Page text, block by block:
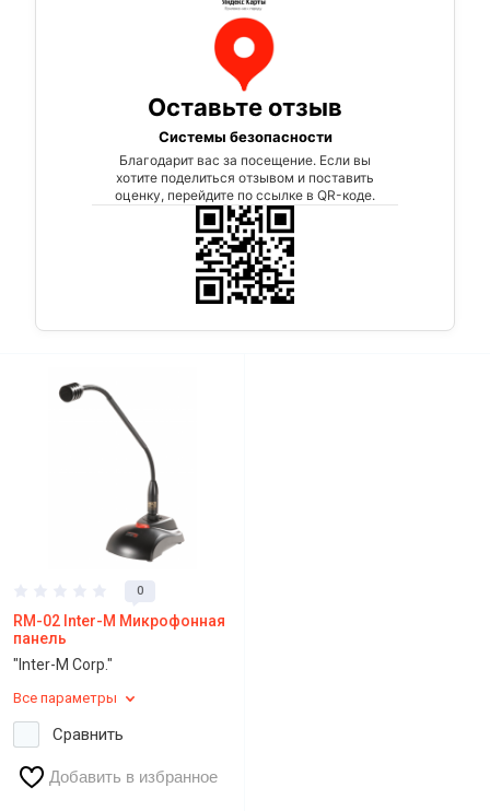
Оставьте отзыв
Системы безопасности
Благодарит вас за посещение. Если вы
хотите поделиться отзывом и поставить
оценку, перейдите по ссылке в QR-коде.
0
RM-02 Inter-M Микрофонная
панель
"Inter-M Corp."
Все параметры
Сравнить
Добавить в избранное